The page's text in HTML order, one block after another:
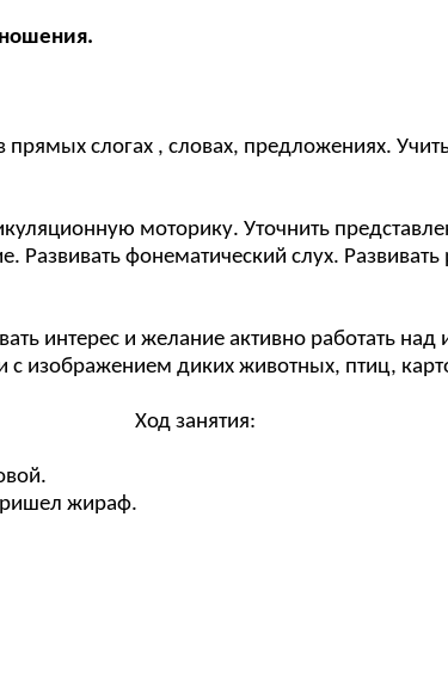
слогах , словах, предложениях.
моторику. Уточнить
Развивать фонематический слух.
интерес и желание активно работать над
диких животных, птиц,
Ход занятия:
жираф.